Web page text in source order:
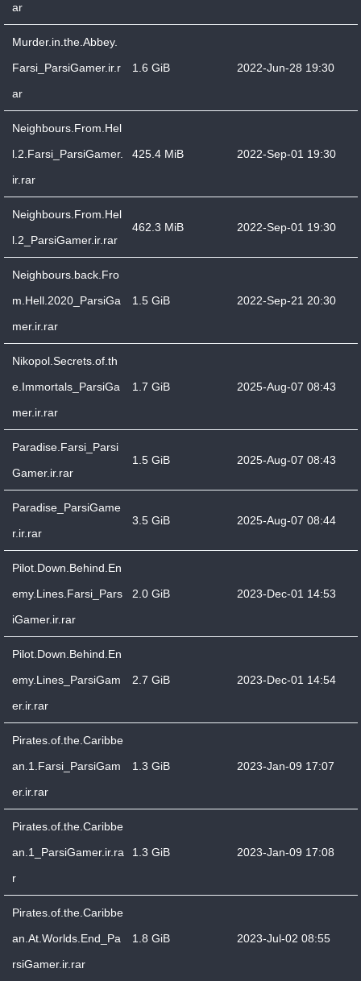
ar
Murder.in.the.Abbey.
Farsi_ParsiGamer.ir.r
ar
1.6 GiB 2022-Jun-28 19:30
Neighbours.From.Hel
l.2.Farsi_ParsiGamer.
ir.rar
425.4 MiB 2022-Sep-01 19:30
Neighbours.From.Hel
l.2_ParsiGamer.ir.rar
462.3 MiB 2022-Sep-01 19:30
Neighbours.back.Fro
m.Hell.2020_ParsiGa
mer.ir.rar
1.5 GiB 2022-Sep-21 20:30
Nikopol.Secrets.of.th
e.Immortals_ParsiGa
mer.ir.rar
1.7 GiB 2025-Aug-07 08:43
Paradise.Farsi_Parsi
Gamer.ir.rar
1.5 GiB 2025-Aug-07 08:43
Paradise_ParsiGame
r.ir.rar
3.5 GiB 2025-Aug-07 08:44
Pilot.Down.Behind.En
emy.Lines.Farsi_Pars
iGamer.ir.rar
2.0 GiB 2023-Dec-01 14:53
Pilot.Down.Behind.En
emy.Lines_ParsiGam
er.ir.rar
2.7 GiB 2023-Dec-01 14:54
Pirates.of.the.Caribbe
an.1.Farsi_ParsiGam
er.ir.rar
1.3 GiB 2023-Jan-09 17:07
Pirates.of.the.Caribbe
an.1_ParsiGamer.ir.ra
r
1.3 GiB 2023-Jan-09 17:08
Pirates.of.the.Caribbe
an.At.Worlds.End_Pa
rsiGamer.ir.rar
1.8 GiB 2023-Jul-02 08:55